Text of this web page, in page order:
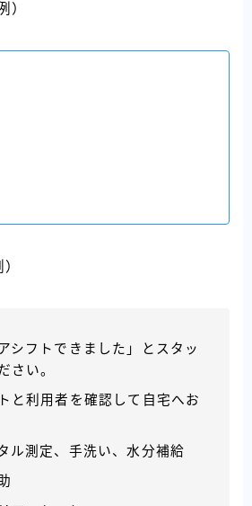
）
シフトできました」とスタッ
さい。
と利用者を確認して自宅へお
ル測定、手洗い、水分補給